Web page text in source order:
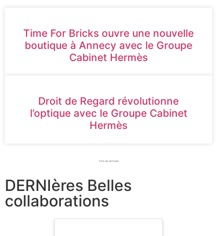
Time For Bricks ouvre une nouvelle
boutique à Annecy avec le Groupe
Cabinet Hermès
Droit de Regard révolutionne
l’optique avec le Groupe Cabinet
Hermès
TOUS LES ARTICLES
DERNIères Belles
collaborations